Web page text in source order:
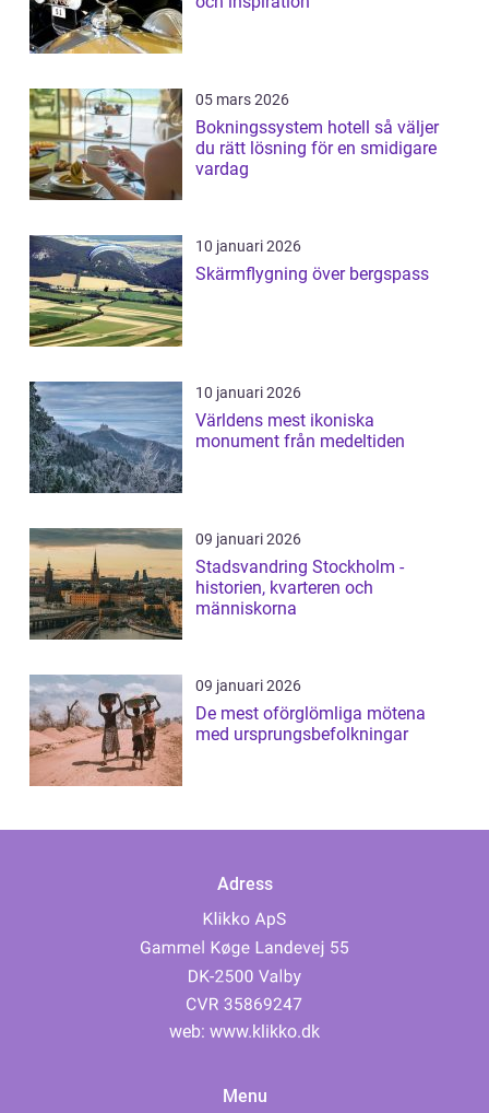
05 mars 2026
Bokningssystem hotell så väljer
du rätt lösning för en smidigare
vardag
10 januari 2026
Skärmflygning över bergspass
10 januari 2026
Världens mest ikoniska
monument från medeltiden
09 januari 2026
Stadsvandring Stockholm -
historien, kvarteren och
människorna
09 januari 2026
De mest oförglömliga mötena
med ursprungsbefolkningar
Adress
web: www.klikko.dk
Menu